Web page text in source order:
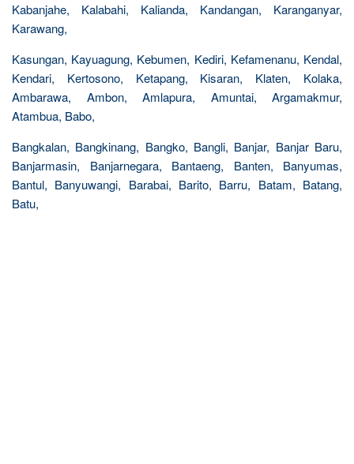
Kabanjahe, Kalabahi, Kalianda, Kandangan, Karanganyar,
Karawang,
Kasungan, Kayuagung, Kebumen, Kediri, Kefamenanu, Kendal,
Kendari, Kertosono, Ketapang, Kisaran, Klaten, Kolaka,
Ambarawa, Ambon, Amlapura, Amuntai, Argamakmur,
Atambua, Babo,
Bangkalan, Bangkinang, Bangko, Bangli, Banjar, Banjar Baru,
Banjarmasin, Banjarnegara, Bantaeng, Banten, Banyumas,
Bantul, Banyuwangi, Barabai, Barito, Barru, Batam, Batang,
Batu,